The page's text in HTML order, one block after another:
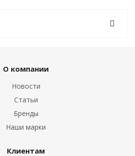
О компании
Новости
Статьи
Бренды
Наши марки
Клиентам